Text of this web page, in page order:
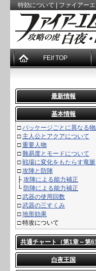
特効について | ファイアー
最新情報
基本情報
□パッケージごとに異なる
□ 主人公とアクアについて
□重要人物
□難易度とモードについて
□戦場に変化をもたらす竜脈
□攻陣と防陣
├ 攻陣による能力補正
└ 防陣による能力補正
□武器の使用回数
□武器の三すくみ
□地形効果
□特攻について
共通チャート（第1章～第6
白夜王国
FEif TOP